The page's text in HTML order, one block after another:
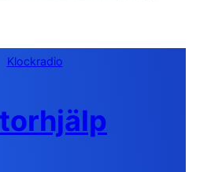
Klockradio